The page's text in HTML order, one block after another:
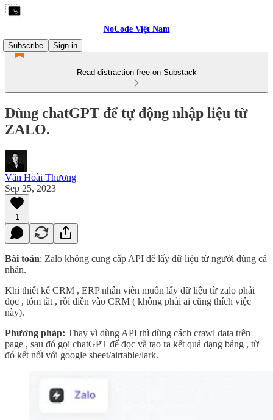
NoCode Việt Nam
Subscribe
Sign in
Read distraction-free on Substack
Dùng chatGPT để tự động nhập liệu từ
ZALO.
Văn Hoài Thương
Sep 25, 2023
1
Bài toán: Zalo không cung cấp API để lấy dữ liệu từ người dùng cá
nhân.
Khi thiết kế CRM , ERP nhân viên muốn lấy dữ liệu từ zalo phải
đọc , tóm tắt , rồi điền vào CRM ( không phải ai cũng thích việc
này).
Phương pháp: Thay vì dùng API thì dùng cách crawl data trên
page , sau đó gọi chatGPT để đọc và tạo ra kết quả dạng bảng , từ
đó kết nối với google sheet/airtable/lark.